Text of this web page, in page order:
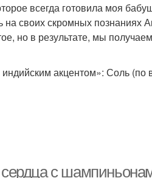
всегда готовила моя
на своих скромных познаниях
но в результате, мы
акцентом»: Соль (по
с